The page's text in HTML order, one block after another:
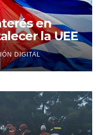
en
la UEE
DIGITAL